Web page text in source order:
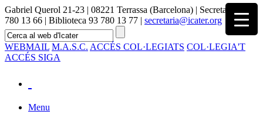
Gabriel Querol 21-23 | 08221 Terrassa (Barcelona) | Secretaria 93
780 13 66 | Biblioteca 93 780 13 77 | secretaria@icater.org
WEBMAIL M.A.S.C. ACCÉS COL·LEGIATS COL·LEGIA'T
ACCÉS SIGA
Menu